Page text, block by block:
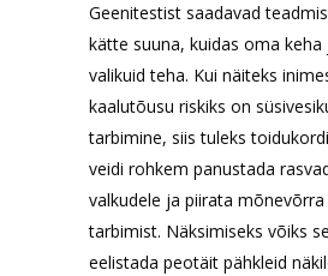
Geenitestist saadavad
kätte suuna, kuidas oma
valikuid teha. Kui näiteks
kaalutõusu riskiks on
tarbimine, siis tuleks
veidi rohkem panustada
valkudele ja piirata mõnevõrra
tarbimist. Näksimiseks võiks
eelistada peotäit pähkleid